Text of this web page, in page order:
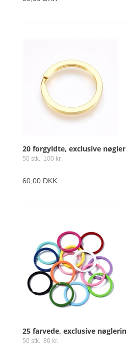
20 forgyldte, exclusive
50 stk. 100 kr.
60,00 DKK
25 farvede, exclusive
50 stk. 80 kr.